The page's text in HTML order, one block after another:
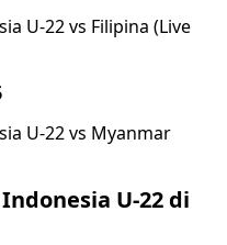
U-22 vs Filipina (Live
U-22 vs Myanmar
U-22 di